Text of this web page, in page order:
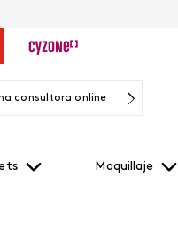
consultora online
Maquillaje